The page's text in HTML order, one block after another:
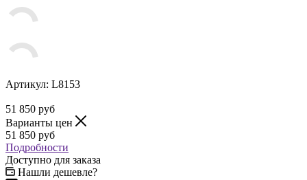
Артикул: L8153
51 850 руб
Варианты цен
51 850 руб
Подробности
Доступно для заказа
Нашли дешевле?